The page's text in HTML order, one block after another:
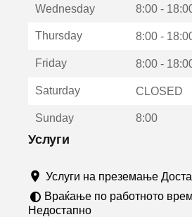
о
р
Wednesday 8:00 -
Thursday 8:00 -
Friday 8:00 -
Saturday CLOSED
Sunday 8:00
Услуги
Услуги на преземање
Враќање по работното
Недостапно